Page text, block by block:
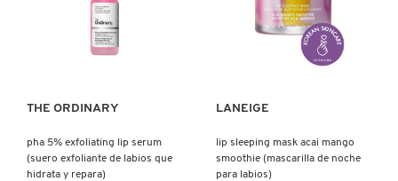
Ver más
THE ORDINARY
pha 5% exfoliating lip serum
(suero exfoliante de labios que
hidrata y repara)
Ver más
LANEIGE
lip sleeping mask acai mango
smoothie (mascarilla de noche
para labios)